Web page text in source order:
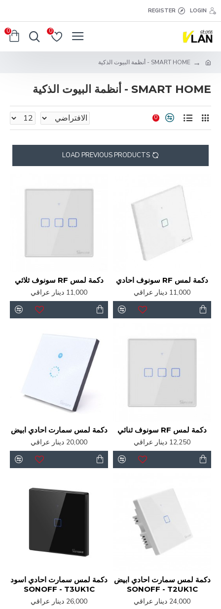
LOGIN
REGISTER
0
0
SMART HOME - أنظمة البيوت الذكية
SMART HOME - أنظمة البيوت الذكية
0
LOAD PREVIOUS PRODUCTS
دكمة لمس RF سونوف احادي
11,000 دينار عراقي
دكمة لمس RF سونوف ثلاثي
11,000 دينار عراقي
دكمة لمس RF سونوف ثنائي
12,250 دينار عراقي
دكمة لمس سمارت احادي ابيض
20,000 دينار عراقي
دكمة لمس سمارت احادي ابيض
SONOFF - T2UK1C
24,000 دينار عراقي
دكمة لمس سمارت احادي اسود
SONOFF - T3UK1C
26,000 دينار عراقي